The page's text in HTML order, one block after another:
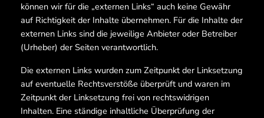
können wir für die „externen Links“ auch keine Gewähr
auf Richtigkeit der Inhalte übernehmen. Für die Inhalte der
externen Links sind die jeweilige Anbieter oder Betreiber
(Urheber) der Seiten verantwortlich.
Die externen Links wurden zum Zeitpunkt der Linksetzung
auf eventuelle Rechtsverstöße überprüft und waren im
Zeitpunkt der Linksetzung frei von rechtswidrigen
Inhalten. Eine ständige inhaltliche Überprüfung der